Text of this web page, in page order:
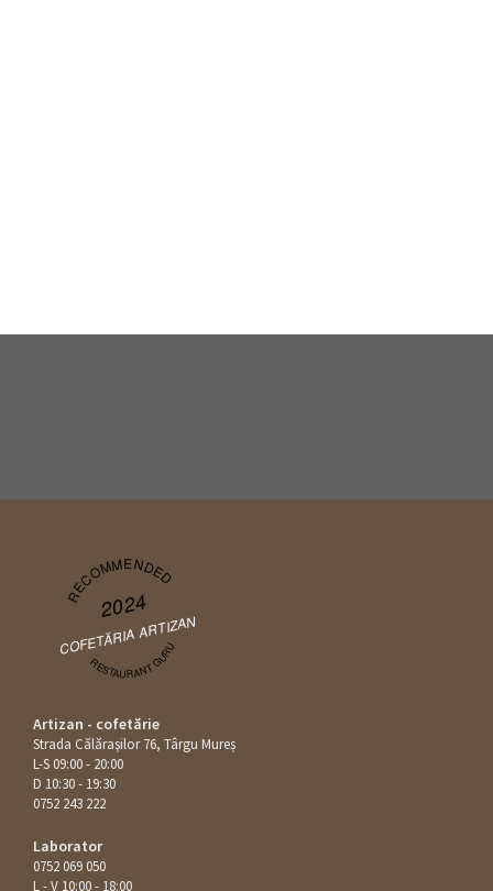
RECOMMENDED
2024
COFETĂRIA ARTIZAN
RESTAURANT GURU
Artizan - cofetărie
Strada Călăraşilor 76, Târgu Mureș
L-S 09:00 - 20:00
D 10:30 - 19:30
0752 243 222
Laborator
0752 069 050
L - V 10:00 - 18:00